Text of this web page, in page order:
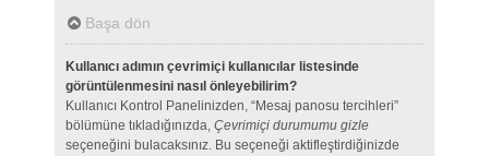
Başa dön
Kullanıcı adımın çevrimiçi kullanıcılar listesinde
görüntülenmesini nasıl önleyebilirim?
Kullanıcı Kontrol Panelinizden, “Mesaj panosu tercihleri”
bölümüne tıkladığınızda, Çevrimiçi durumumu gizle
seçeneğini bulacaksınız. Bu seçeneği aktifleştirdiğinizde